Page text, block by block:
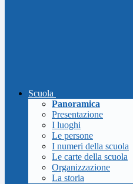
Scuola
Panoramica
Presentazione
I luoghi
Le persone
I numeri della scuola
Le carte della scuola
Organizzazione
La storia